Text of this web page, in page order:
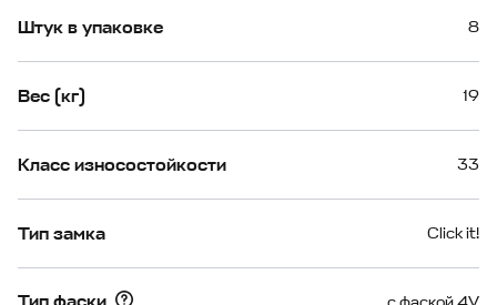
Штук в упаковке 8
Вес (кг) 19
Класс износостойкости 33
Тип замка Click it!